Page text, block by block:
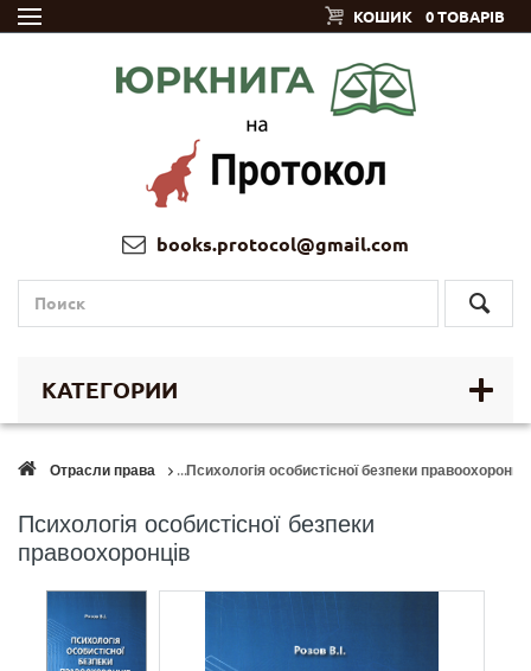
КОШИК 0 ТОВАРІВ
books.protocol@gmail.com
КАТЕГОРИИ
Отрасли права Психологія особистісної безпеки правоохоронців
Психологія особистісної безпеки
правоохоронців